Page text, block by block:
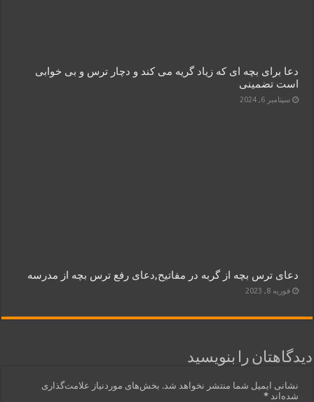
دعا برای بچه ای که زیاد گریه می کند و دچار ترس و بی خوابی
است تضمینی
سپتامبر 6, 2024
دعای ترس بچه از گربه در مفاتیح,دعای رفع ترس بچه از مدرسه
فوریه 8, 2023
دیدگاهتان را بنویسید
نشانی ایمیل شما منتشر نخواهد شد. بخش‌های موردنیاز علامت‌گذاری
شده‌اند*